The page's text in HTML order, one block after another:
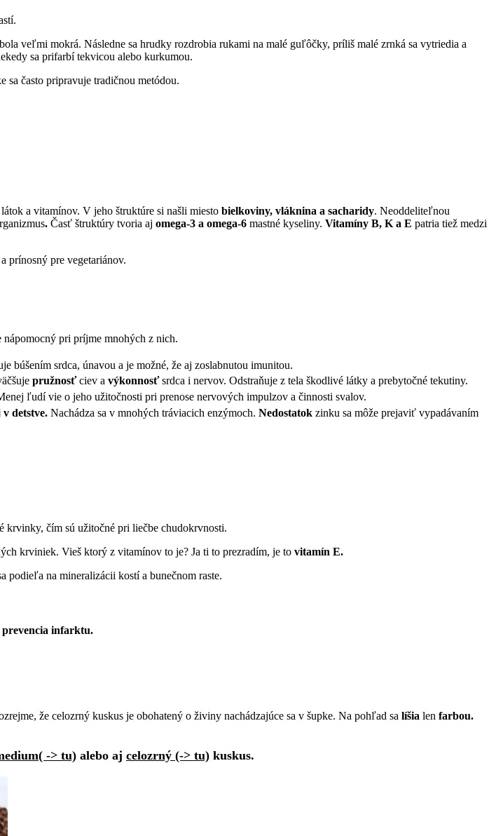
veľmi mokrá. Následne sa hrudky rozdrobia rukami na malé guľôčky, príliš malé zrnká sa vytriedia a
sa prifarbí tekvicou alebo kurkumou.
sa často pripravuje tradičnou metódou.
a vitamínov. V jeho štruktúre si našli miesto bielkoviny, vláknina a sacharidy. Neoddeliteľnou
. Časť štruktúry tvoria aj omega-3 a omega-6 mastné kyseliny. Vitamíny B, K a E patria tiež medzi
prínosný pre vegetariánov.
pri príjme mnohých z nich.
búšením srdca, únavou a je možné, že aj zoslabnutou imunitou.
pružnosťciev a výkonnosťsrdca i nervov. Odstraňuje z tela škodlivé látky a prebytočné tekutiny.
ľudí vie o jeho užitočnosti pri prenose nervových impulzov a činnosti svalov.
detstve. Nachádza sa v mnohých tráviacich enzýmoch. Nedostatok zinku sa môže prejaviť vypadávaním
krvinky, čím sú užitočné pri liečbe chudokrvnosti.
krviniek. Vieš ktorý z vitamínov to je? Ja ti to prezradím, je to vitamín E.
podieľa na mineralizácii kostí a bunečnom raste.
prevencia infarktu.
že celozrný kuskus je obohatený o živiny nachádzajúce sa v šupke. Na pohľad sa líšia len farbou.
-> tu) alebo aj celozrný (-> tu) kuskus.